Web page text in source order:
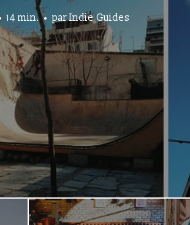
14 min. parIndie Guides